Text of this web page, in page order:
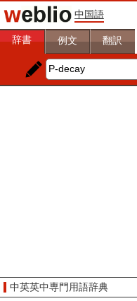
中国語
辞書 例文 翻訳
中英英中専門用語辞典